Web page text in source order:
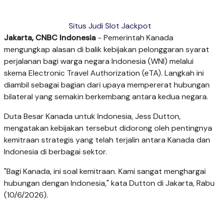
Situs Judi Slot Jackpot
Jakarta, CNBC Indonesia - Pemerintah Kanada
mengungkap alasan di balik kebijakan pelonggaran syarat
perjalanan bagi warga negara Indonesia (WNI) melalui
skema Electronic Travel Authorization (eTA). Langkah ini
diambil sebagai bagian dari upaya mempererat hubungan
bilateral yang semakin berkembang antara kedua negara.
Duta Besar Kanada untuk Indonesia, Jess Dutton,
mengatakan kebijakan tersebut didorong oleh pentingnya
kemitraan strategis yang telah terjalin antara Kanada dan
Indonesia di berbagai sektor.
"Bagi Kanada, ini soal kemitraan. Kami sangat menghargai
hubungan dengan Indonesia," kata Dutton di Jakarta, Rabu
(10/6/2026).